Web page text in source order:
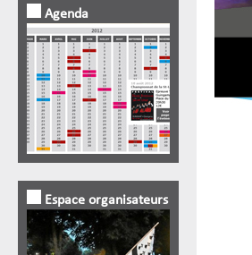
Agenda
Espace organisateurs